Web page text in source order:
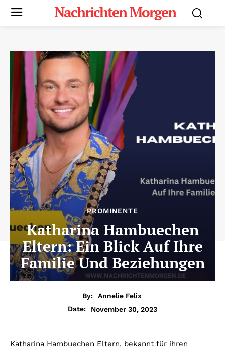
Nachrichten Morgen
PROMINENTE
Katharina Hambuechen
Eltern: Ein Blick Auf Ihre
Familie Und Beziehungen
By:
Annelie Felix
Date:
November 30, 2023
Katharina Hambuechen Eltern, bekannt für ihren